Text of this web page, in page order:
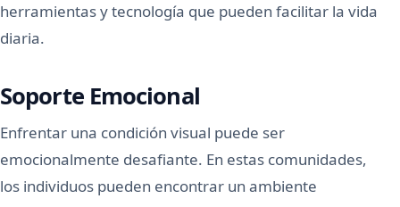
herramientas y tecnología que pueden facilitar la vida
diaria.
Soporte Emocional
Enfrentar una condición visual puede ser
emocionalmente desafiante. En estas comunidades,
los individuos pueden encontrar un ambiente